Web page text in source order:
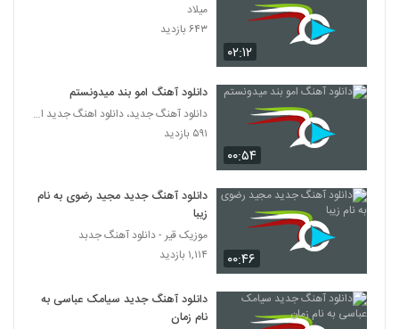
۰۲:۱۲
میلاد
۶۴۳ بازدید
۰۰:۵۴
دانلود آهنگ امو بند میدونستم
دانلود آهنگ جدید، دانلود اهنگ جدید ایرانی
۵۹۱ بازدید
۰۰:۴۶
دانلود آهنگ جدید مجید رضوی به نام
زیبا
موزیک قیر - دانلود آهنگ جدبد
۱,۱۱۴ بازدید
دانلود آهنگ جدید سیامک عباسی به
نام زمان